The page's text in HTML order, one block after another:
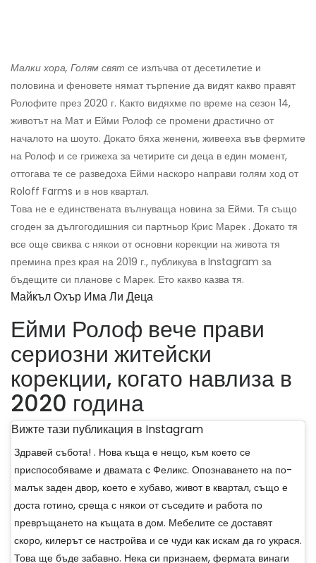
Малки хора, Голям свят се излъчва от десетилетие и
половина и феновете нямат търпение да видят какво правят
Ролофите през 2020 г. Както видяхме по време на сезон 14,
животът на Мат и Ейми Ролоф се промени драстично от
началото на шоуто. Докато бяха женени, живееха във фермите
на Ролоф и се грижеха за четирите си деца в един момент,
оттогава те се разведоха Ейми наскоро направи голям ход от
Roloff Farms и в нов квартал.
Това не е единствената вълнуваща новина за Ейми. Тя също
сгоден за дългогодишния си партньор Крис Марек . Докато тя
все още свиква с някои от основни корекции на живота тя
премина през края на 2019 г., публикува в Instagram за
бъдещите си планове с Марек. Ето какво казва тя.
Майкъл Охър Има Ли Деца
Ейми Ролоф вече прави
сериозни житейски
корекции, когато навлиза в
2020 година
Вижте тази публикация в Instagram
Здравей събота! . Нова къща е нещо, към което се
приспособяваме и двамата с Феликс. Опознаването на по-
малък заден двор, което е хубаво, живот в квартал, също е
доста готино, среща с някои от съседите и работа по
превръщането на къщата в дом. Мебелите се доставят
скоро, килерът се настройва и се чуди как искам да го украся.
Това ще бъде забавно. Нека си признаем, фермата винаги